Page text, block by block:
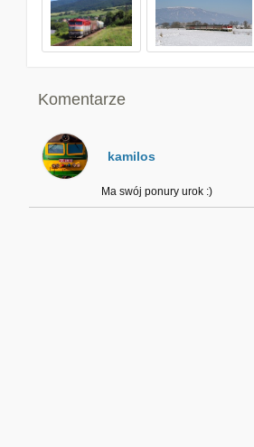
Komentarze
kamilos
Ma swój ponury urok :)